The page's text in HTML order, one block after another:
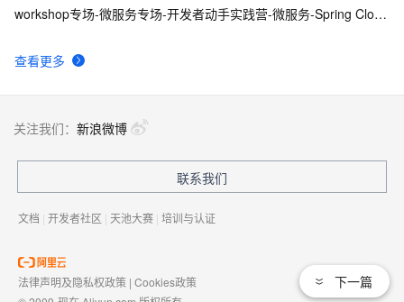
查看更多
workshop专场-微服务专场-开发者动手实践营-微服务-Spring Cloud Alibaba 微服务全家桶体验
下一篇
关注我们： 新浪微博
联系我们
文档 | 开发者社区 | 天池大赛 | 培训与认证
法律声明及隐私权政策 | Cookies政策